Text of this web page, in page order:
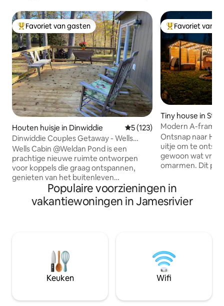
Topfavoriet van gasten
Favoriet van gasten
Houten huisje in Dinwiddie Gemiddelde beoordeling
5 (123)
Dinwiddie Couples Getaway - Wells
Cabin @WeldanPond
Wells Cabin @Weldan Pond is een
prachtige nieuwe ruimte ontworpen
voor koppels die graag ontspannen,
genieten van het buitenleven
(wandelen, vissen, trailbike en meer) en
genieten van een prachtig uitzicht. Het
huisje heeft een volledige keuken, een
natuurlijk hardhoutbos met bijna 4 mijl
aan paden om te verkennen. Je zult ook
genieten van gewoon genieten van het
terras en de schoonheid van het
Topfavoriet van
Favoriet van
Tiny house in
Modern A-frame
en prachtig
Ontsnap naar
uitje om te
gewoon wat
omarmen. Dit
Ridge Mountains,
en een
wacht een stijlvol
geniet van de
sterrenhemel.
Luray Caverns,
Shenandoah
Populaire voorzieningen in
vakantiewoningen in Jamesrivier
Keuken Wifi